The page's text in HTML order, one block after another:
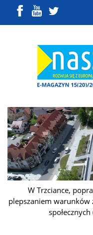
W Trzciance,
plepszaniem